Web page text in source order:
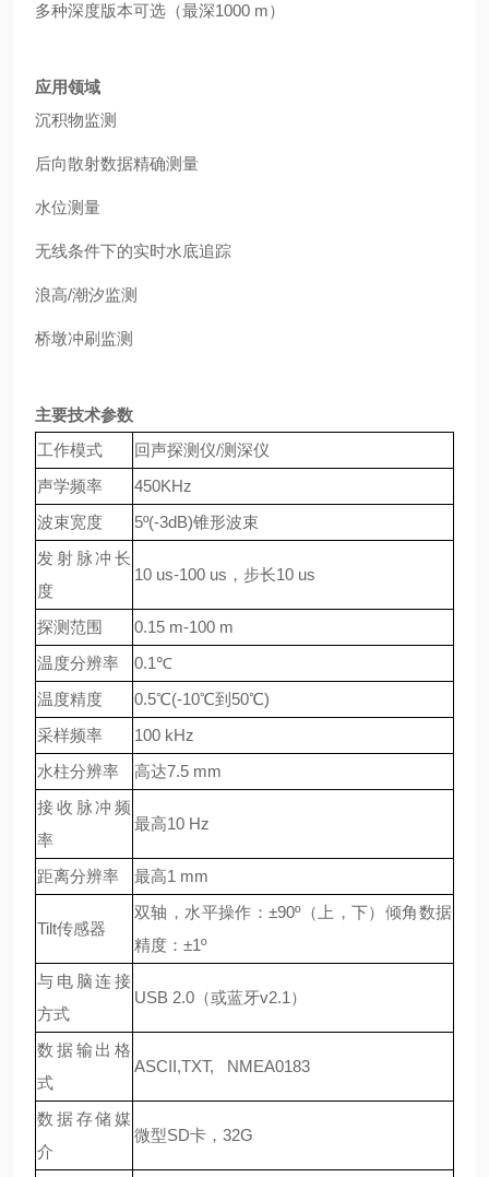
多种深度版本可选（最深1000 m）
应用领域
沉积物监测
后向散射数据精确测量
水位测量
无线条件下的实时水底追踪
浪高/潮汐监测
桥墩冲刷监测
主要技术参数
工作模式
回声探测仪/测深仪
声学频率
450KHz
波束宽度
5º(-3dB)锥形波束
发射脉冲长
度
10 us-100 us ，步长10 us
探测范围
0.15 m-100 m
温度分辨率
0.1℃
温度精度
0.5℃(-10℃到 50℃)
采样频率
100 kHz
水柱分辨率
高达7.5 mm
接收脉冲频
率
最高10 Hz
距离分辨率 最高1 mm
Tilt传感器
双轴，水平操作：±90º（上，下）倾角数据
精度： ±1º
与电脑连接
方式
USB 2.0 （或蓝牙v2.1 ）
数据输出格
式
ASCII,TXT, NMEA0183
数据存储媒
介
微型SD卡， 32G